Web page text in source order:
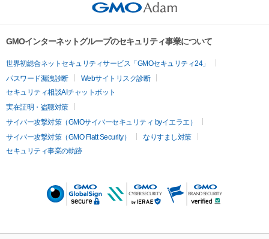
GMOインターネットグループのセキュリティ事業について
世界初総合ネットセキュリティサービス「GMOセキュリティ24」
パスワード漏洩診断
Webサイトリスク診断
セキュリティ相談AIチャットボット
実在証明・盗聴対策
サイバー攻撃対策（GMOサイバーセキュリティ byイエラエ）
サイバー攻撃対策（GMO Flatt Security）
なりすまし対策
セキュリティ事業の軌跡